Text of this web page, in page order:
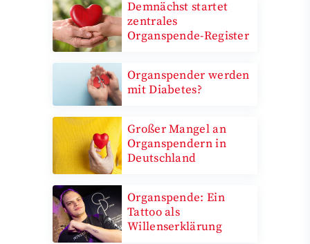
Demnächst startet
zentrales
Organspende-Register
Organspender werden
mit Diabetes?
Großer Mangel an
Organspendern in
Deutschland
Organspende: Ein
Tattoo als
Willenserklärung